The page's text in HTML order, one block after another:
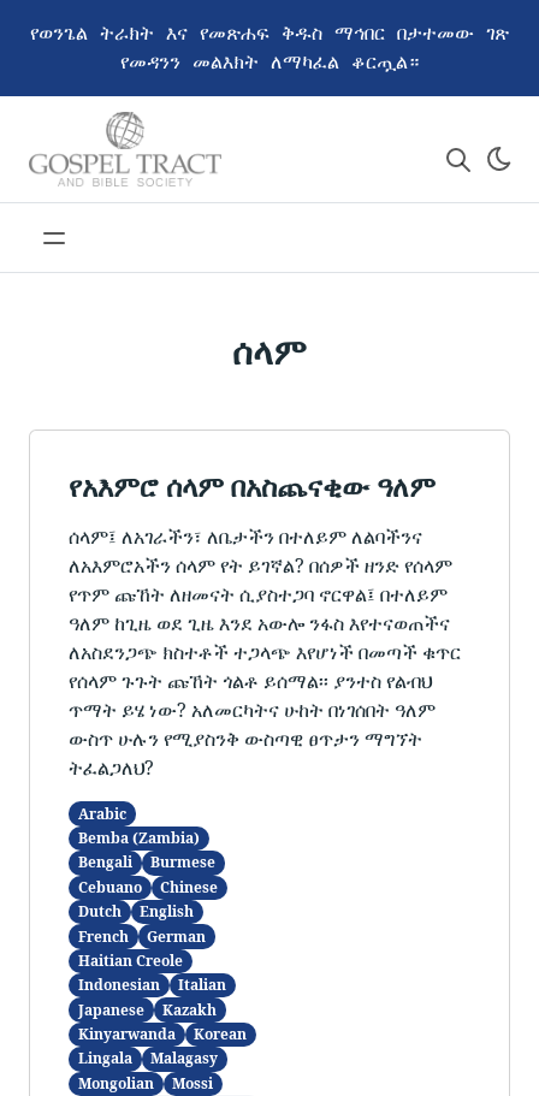
የወንጌል ትራክት እና የመጽሐፍ ቅዱስ ማኅበር በታተመው ገጽ
የመዳንን መልእክት ለማካፈል ቆርጧል።
ሰላም
የአእምሮ ሰላም በአስጨናቂው ዓለም
ሰላም፤ ለአገራችን፣ ለቤታችን በተለይም ለልባችንና
ለአእምሮአችን ሰላም የት ይገኛል? በሰዎች ዘንድ የሰላም
የጥም ጩኸት ለዘመናት ሲያስተጋባ ኖርዋል፤ በተለይም
ዓለም ከጊዜ ወደ ጊዜ እንደ አውሎ ንፋስ እየተናወጠችና
ለአስደንጋጭ ክስተቶች ተጋላጭ እየሆነች በመጣች ቁጥር
የሰላም ጉጉት ጩኸት ጎልቶ ይሰማል፡፡ ያንተስ የልብህ
ጥማት ይሄ ነው? አለመርካትና ሁከት በነገሰበት ዓለም
ውስጥ ሁሉን የሚያስንቅ ውስጣዊ ፀጥታን ማግኘት
ትፈልጋለህ?
Arabic
Bemba (Zambia)
Bengali
Burmese
Cebuano
Chinese
Dutch
English
French
German
Haitian Creole
Indonesian
Italian
Japanese
Kazakh
Kinyarwanda
Korean
Lingala
Malagasy
Mongolian
Mossi